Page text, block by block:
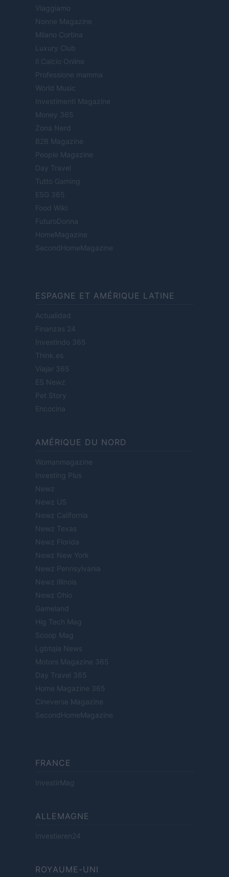
Viaggiamo
Nonne Magazine
Milano Cortina
Luxury Club
Il Calcio Online
Professione mamma
World Music
Investimenti Magazine
Money 365
Zona Nerd
B2B Magazine
People Magazine
Day Travel
Tutto Gaming
ESG 365
Food Wiki
FuturoDonna
HomeMagazine
SecondHomeMagazine
ESPAGNE ET AMÉRIQUE LATINE
Actualidad
Finanzas 24
Investindo 365
Think.es
Viajar 365
ES Newz
Pet Story
Encocina
AMÉRIQUE DU NORD
Womanmagazine
Investing Plus
Newz
Newz US
Newz California
Newz Texas
Newz Florida
Newz New York
Newz Pennsylvania
Newz Illinois
Newz Ohio
Gameland
Hig Tech Mag
Scoop Mag
Lgbtqia News
Motors Magazine 365
Day Travel 365
Home Magazine 365
Cineverse Magazine
SecondHomeMagazine
FRANCE
InvestirMag
ALLEMAGNE
Investieren24
ROYAUME-UNI